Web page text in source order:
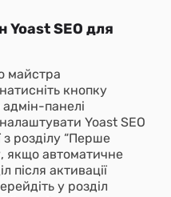
Yoast SEO для
майстра
кнопку
панелі
Yoast SEO
з розділу “Перше
якщо автоматичне
після активації
у розділ